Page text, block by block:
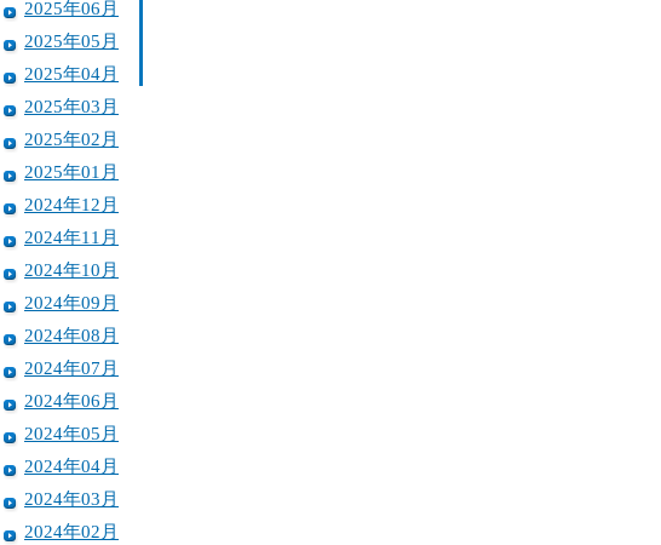
2025年06月
2025年05月
2025年04月
2025年03月
2025年02月
2025年01月
2024年12月
2024年11月
2024年10月
2024年09月
2024年08月
2024年07月
2024年06月
2024年05月
2024年04月
2024年03月
2024年02月